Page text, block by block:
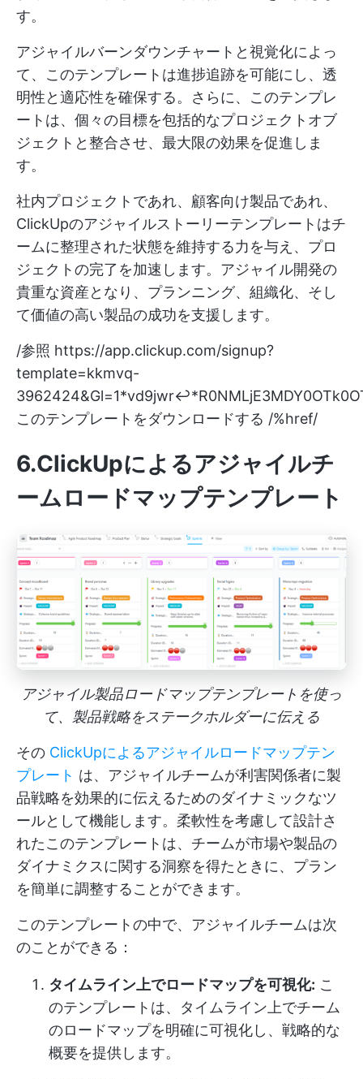
す。
アジャイルバーンダウンチャートと視覚化によっ
て、このテンプレートは進捗追跡を可能にし、透
明性と適応性を確保する。さらに、このテンプレ
ートは、個々の目標を包括的なプロジェクトオブ
ジェクトと整合させ、最大限の効果を促進しま
す。
社内プロジェクトであれ、顧客向け製品であれ、
ClickUpのアジャイルストーリーテンプレートはチ
ームに整理された状態を維持する力を与え、プロ
ジェクトの完了を加速します。アジャイル開発の
貴重な資産となり、プランニング、組織化、そし
て価値の高い製品の成功を支援します。
/参照 https://app.clickup.com/signup?
template=kkmvq-
このテンプレートをダウンロードする /%href/
6.ClickUpによるアジャイルチ
ームロードマップテンプレート
アジャイル製品ロードマップテンプレートを使っ
て、製品戦略をステークホルダーに伝える
その ClickUpによるアジャイルロードマップテン
プレート は、アジャイルチームが利害関係者に製
品戦略を効果的に伝えるためのダイナミックなツ
ールとして機能します。柔軟性を考慮して設計さ
れたこのテンプレートは、チームが市場や製品の
ダイナミクスに関する洞察を得たときに、プラン
を簡単に調整することができます。
このテンプレートの中で、アジャイルチームは次
のことができる：
タイムライン上でロードマップを可視化: こ
のテンプレートは、タイムライン上でチーム
のロードマップを明確に可視化し、戦略的な
概要を提供します。